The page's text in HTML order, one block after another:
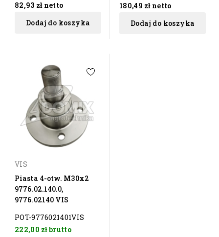
82,93 zł netto
Dodaj do koszyka
180,49 zł netto
Dodaj do koszyka
VIS
Piasta 4-otw. M30x2
9776.02.140.0,
9776.02140 VIS
POT-9776021401VIS
222,00 złbrutto